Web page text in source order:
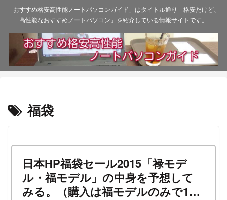
「おすすめ格安高性能ノートパソコンガイド」はタイトル通り「格安だけど、
高性能なおすすめノートパソコン」を紹介している情報サイトです。
福袋
日本HP福袋セール2015「禄モデ
ル・福モデル」の中身を予想して
みる。（購入は福モデルのみで100